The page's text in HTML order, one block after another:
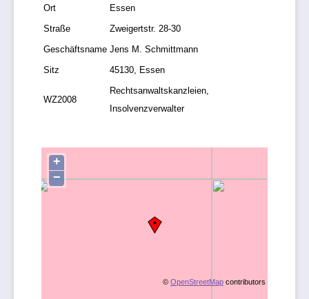
Ort
Essen
Straße
Zweigertstr. 28-30
Geschäftsname Jens M. Schmittmann
Sitz
45130, Essen
WZ2008
Rechtsanwaltskanzleien,
Insolvenzverwalter
+
−
© OpenStreetMap contributors